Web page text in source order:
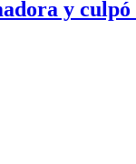
y culpó